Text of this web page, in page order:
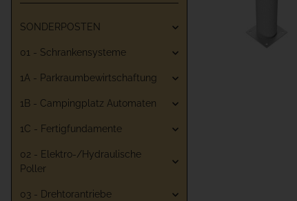
SONDERPOSTEN
01 - Schrankensysteme
1A - Parkraumbewirtschaftung
1B - Campingplatz Automaten
1C - Fertigfundamente
02 - Elektro-/Hydraulische
Poller
03 - Drehtorantriebe